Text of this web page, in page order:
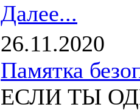
Далее...
26.11.2020
Памятка
ЕСЛИ ТЫ